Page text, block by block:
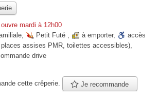
mardi à 12h00
, Petit Futé , à emporter,
accès
places assises PMR, toilettes accessibles),
drive
cette crêperie. Je recommande